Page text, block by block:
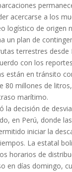
acercarse a los
logístico de origen
un plan de
terrestres desde
con los
están en tránsito
80 millones de
marítimo.
la decisión de
en Perú, donde
iniciar la
La estatal
horarios de
en días domingo,